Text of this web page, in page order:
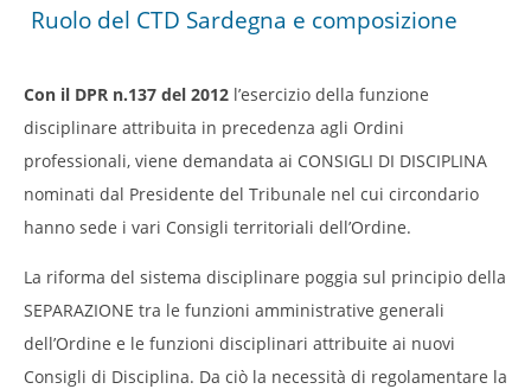
Amministrazione trasparente
Albo degli atti
Ruolo del CTD Sardegna e composizione
Con il DPR n.137 del 2012 l’esercizio della funzione
disciplinare attribuita in precedenza agli Ordini
professionali, viene demandata ai CONSIGLI DI DISCIPLINA
nominati dal Presidente del Tribunale nel cui circondario
hanno sede i vari Consigli territoriali dell’Ordine.
La riforma del sistema disciplinare poggia sul principio della
SEPARAZIONE tra le funzioni amministrative generali
dell’Ordine e le funzioni disciplinari attribuite ai nuovi
Consigli di Disciplina. Da ciò la necessità di regolamentare la